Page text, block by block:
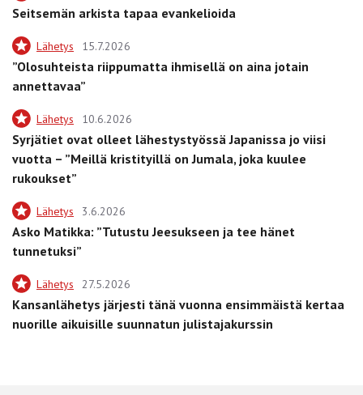
Seitsemän arkista tapaa evankelioida
Lähetys 15.7.2026
”Olosuhteista riippumatta ihmisellä on aina jotain
annettavaa”
Lähetys 10.6.2026
Syrjätiet ovat olleet lähestystyössä Japanissa jo viisi
vuotta – ”Meillä kristityillä on Jumala, joka kuulee
rukoukset”
Lähetys 3.6.2026
Asko Matikka: ”Tutustu Jeesukseen ja tee hänet
tunnetuksi”
Lähetys 27.5.2026
Kansanlähetys järjesti tänä vuonna ensimmäistä kertaa
nuorille aikuisille suunnatun julistajakurssin